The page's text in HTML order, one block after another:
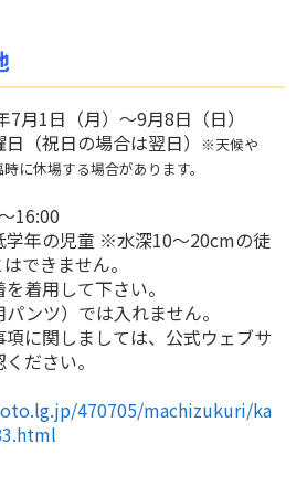
月1日（月）～9月8日（日）
（祝日の場合は翌日）
※天候や
に休場する場合があります。
16:00
学年の児童 ※水深10～20cmの徒
できません。
着用して下さい。
ンツ）では入れません。
に関しましては、公式ウェブサ
ださい。
470705/machizukuri/ka